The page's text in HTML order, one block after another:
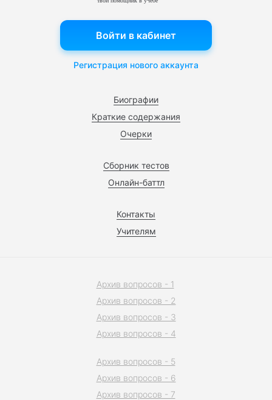
Биографии
Краткие содержания
Очерки
Сборник тестов
Онлайн-баттл
Контакты
Учителям
Войти в кабинет
Регистрация нового аккаунта
Архив вопросов - 1
Архив вопросов - 2
Архив вопросов - 3
Архив вопросов - 4
Архив вопросов - 5
Архив вопросов - 6
Архив вопросов - 7